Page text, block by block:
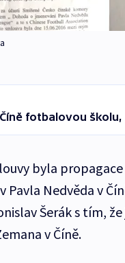
fotbalovou
byla propagace
Pavla Nedvěda v
Šerák s tím,
v Číně.